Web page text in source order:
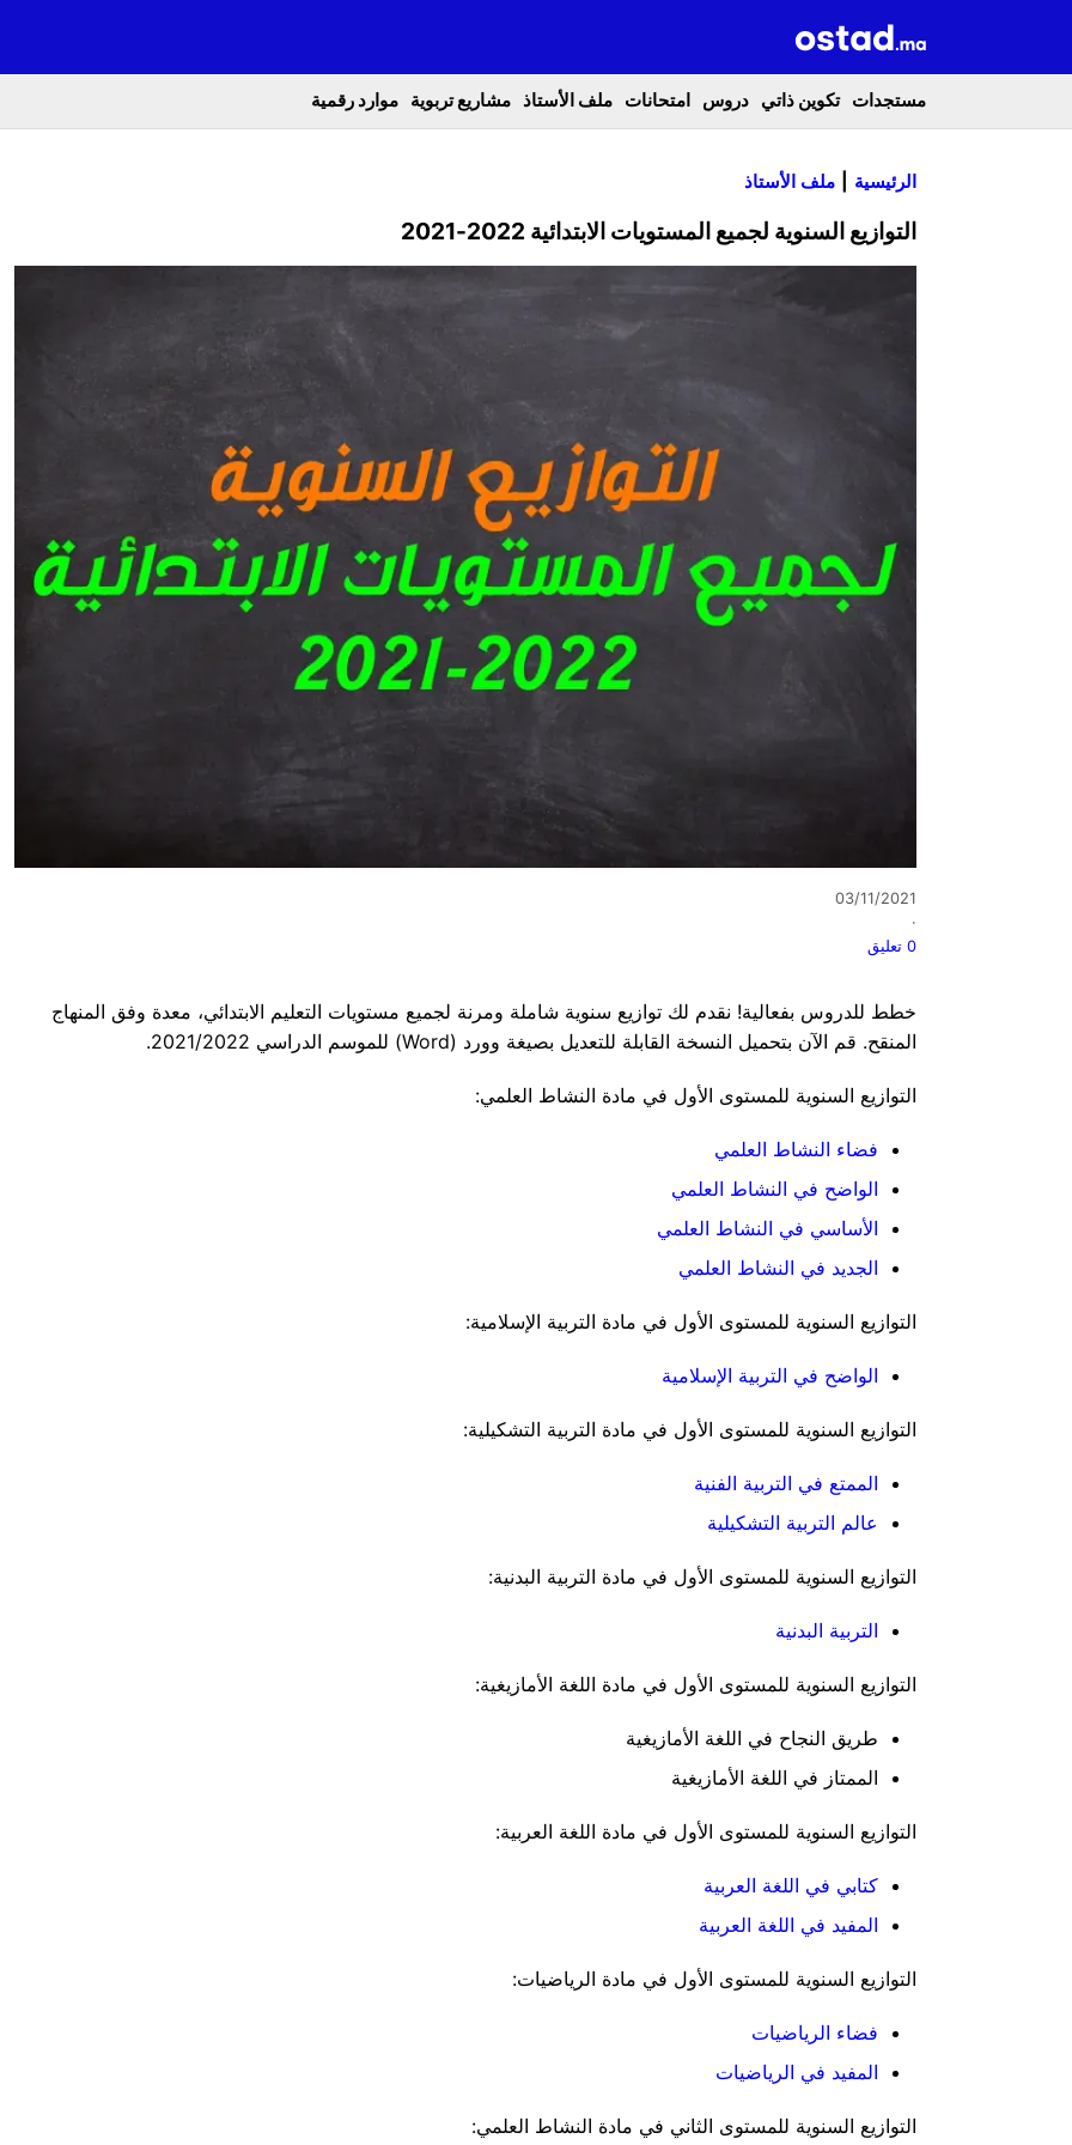
مستجدات تكوين ذاتي دروس امتحانات ملف الأستاذ مشاريع تربوية موارد رقمية
الرئيسية ملف الأستاذ
التوازيع السنوية لجميع المستويات الابتدائية 2022-2021
03/11/2021
·
0 تعليق
خطط للدروس بفعالية! نقدم لك توازيع سنوية شاملة ومرنة لجميع مستويات التعليم الابتدائي، معدة وفق المنهاج
المنقح. قم الآن بتحميل النسخة القابلة للتعديل بصيغة وورد (Word) للموسم الدراسي 2021/2022.
التوازيع السنوية للمستوى الأول في مادة النشاط العلمي:
فضاء النشاط العلمي
الواضح في النشاط العلمي
الأساسي في النشاط العلمي
الجديد في النشاط العلمي
التوازيع السنوية للمستوى الأول في مادة التربية الإسلامية:
الواضح في التربية الإسلامية
التوازيع السنوية للمستوى الأول في مادة التربية التشكيلية:
الممتع في التربية الفنية
عالم التربية التشكيلية
التوازيع السنوية للمستوى الأول في مادة التربية البدنية:
التربية البدنية
التوازيع السنوية للمستوى الأول في مادة اللغة الأمازيغية:
طريق النجاح في اللغة الأمازيغية
الممتاز في اللغة الأمازيغية
التوازيع السنوية للمستوى الأول في مادة اللغة العربية:
كتابي في اللغة العربية
المفيد في اللغة العربية
التوازيع السنوية للمستوى الأول في مادة الرياضيات:
فضاء الرياضيات
المفيد في الرياضيات
التوازيع السنوية للمستوى الثاني في مادة النشاط العلمي: